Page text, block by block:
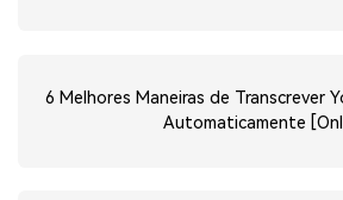
6 Melhores Maneiras de Transcrever
Automaticamente